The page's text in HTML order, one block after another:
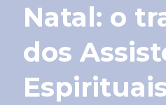
Natal: o
dos